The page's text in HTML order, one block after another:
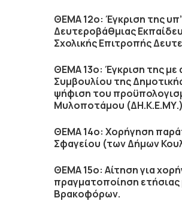
ΘΕΜΑ 12ο: Έγκριση της
Δευτεροβάθμιας
Σχολικής Επιτροπής
ΘΕΜΑ 13ο: Έγκριση της
Συμβουλίου της
ψήφιση του
Μυλοποτάμου (ΔΗ.Κ.Ε.ΜΥ.)
ΘΕΜΑ 14ο: Χορήγηση
Σφαγείου (των Δήμων
ΘΕΜΑ 15ο: Αίτηση για
πραγματοποίηση
Βρακοφόρων.